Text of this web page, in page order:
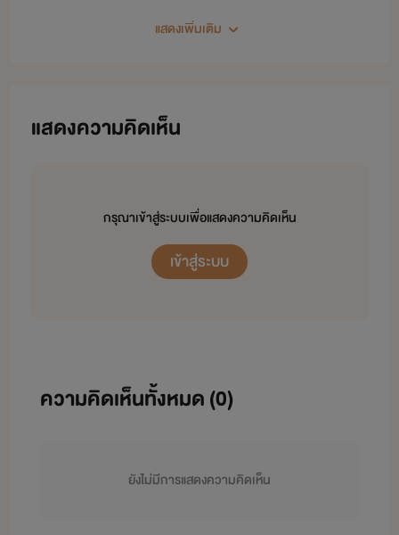
แสดงเพิ่มเติม
แสดงความคิดเห็น
กรุณาเข้าสู่ระบบเพื่อแสดงความคิดเห็น
เข้าสู่ระบบ
ความคิดเห็นทั้งหมด (0)
ยังไม่มีการแสดงความคิดเห็น